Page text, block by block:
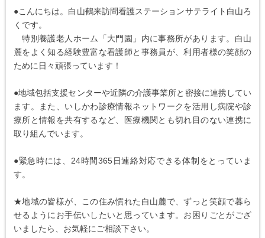
●こんにちは。白山鶴来訪問看護ステーションサテライト白山ろ
くです。
特別養護老人ホーム「大門園」内に事務所があります。白山
麓をよく知る経験豊富な看護師と事務員が、利用者様の笑顔の
ために日々頑張っています！
●地域包括支援センターや近隣の介護事業所と密接に連携してい
ます。また、いしかわ診療情報ネットワークを活用し病院や診
療所と情報を共有するなど、医療機関とも切れ目のない連携に
取り組んでいます。
●緊急時には、24時間365日連絡対応できる体制をとっていま
す。
★地域の皆様が、この住み慣れた白山麓で、ずっと笑顔で暮ら
せるようにお手伝いしたいと思っています。お困りごとがござ
いましたら、お気軽にご相談下さい。